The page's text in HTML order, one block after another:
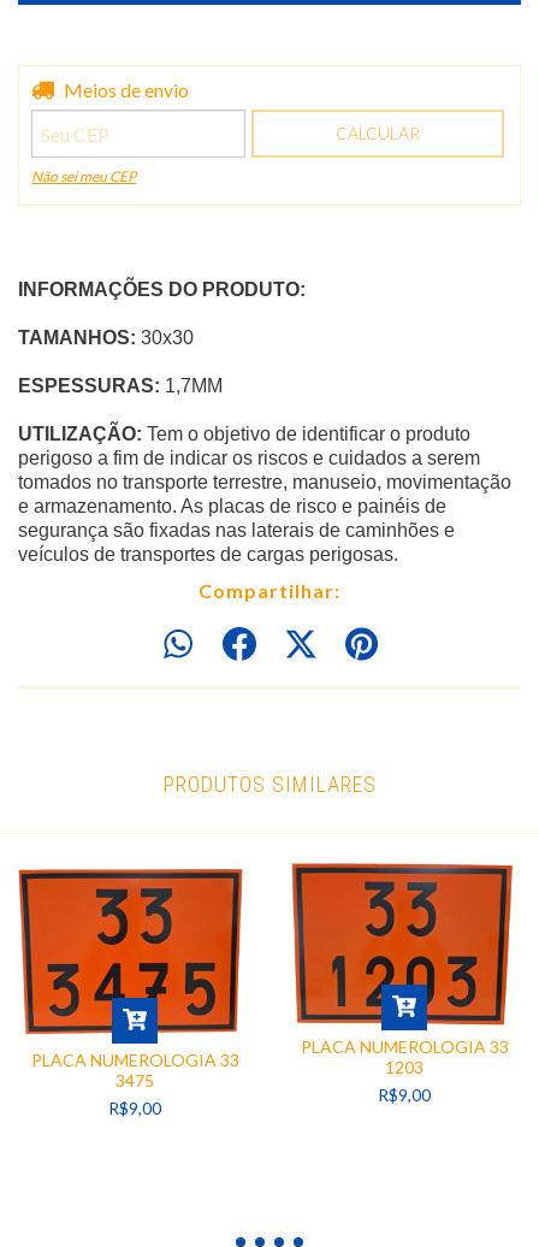
Entregas para o CEP:
Meios de envio
CALCULAR
Não sei meu CEP
INFORMAÇÕES DO PRODUTO:
TAMANHOS: 30x30
ESPESSURAS: 1,7MM
UTILIZAÇÃO: Tem o objetivo de identificar o produto
perigoso a fim de indicar os riscos e cuidados a serem
tomados no transporte terrestre, manuseio, movimentação
e armazenamento. As placas de risco e painéis de
segurança são fixadas nas laterais de caminhões e
veículos de transportes de cargas perigosas.
Compartilhar:
PRODUTOS SIMILARES
PLACA NUMEROLOGIA 33
3475
R$9,00
PLACA NUMEROLOGIA 33
1203
R$9,00